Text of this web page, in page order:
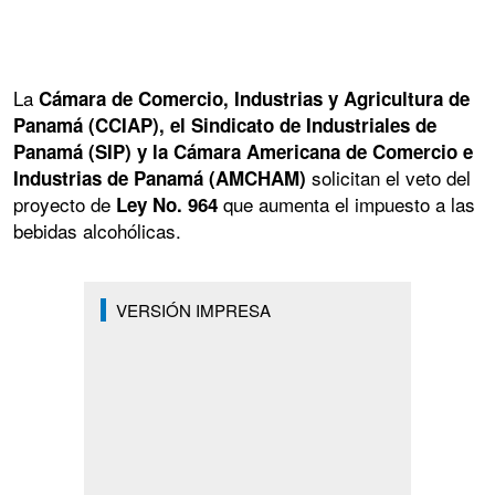
La Cámara de Comercio, Industrias y Agricultura de
Panamá (CCIAP), el Sindicato de Industriales de
Panamá (SIP) y la Cámara Americana de Comercio e
Industrias de Panamá (AMCHAM) solicitan el veto del
proyecto de Ley No. 964 que aumenta el impuesto a las
bebidas alcohólicas.
VERSIÓN IMPRESA